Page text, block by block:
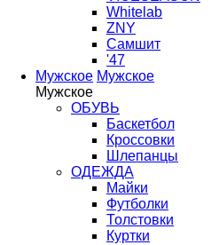
Whitelab
ZNY
Самшит
'47
Мужское Мужское
Мужское
ОБУВЬ
Баскетбол
Кроссовки
Шлепанцы
ОДЕЖДА
Майки
Футболки
Толстовки
Куртки